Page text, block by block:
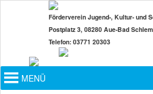
Förderverein Jugend-, Kultur- und
Postplatz 3, 08280 Aue-Bad
Telefon: 03771 20303
Hauptmenü
MENÜ